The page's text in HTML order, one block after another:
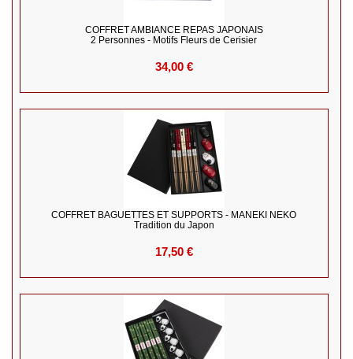
COFFRET AMBIANCE REPAS JAPONAIS
2 Personnes - Motifs Fleurs de Cerisier
34,00 €
COFFRET BAGUETTES ET SUPPORTS - MANEKI NEKO
Tradition du Japon
17,50 €